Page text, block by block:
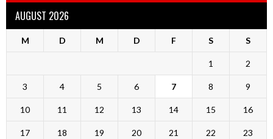
AUGUST 2026
M D M D F S S
1 2
3 4 5 6 7 8 9
10 11 12 13 14 15 16
17 18 19 20 21 22 23